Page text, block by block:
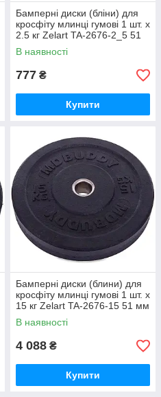
Бамперні диски (бліни) для
кросфіту млинці гумові 1 шт. х
2.5 кг Zelart TA-2676-2_5 51
мм
В наявності
777 ₴
Купити
Бамперні диски (блини) для
кросфіту млинці гумові 1 шт. х
15 кг Zelart TA-2676-15 51 мм
В наявності
4 088 ₴
Купити